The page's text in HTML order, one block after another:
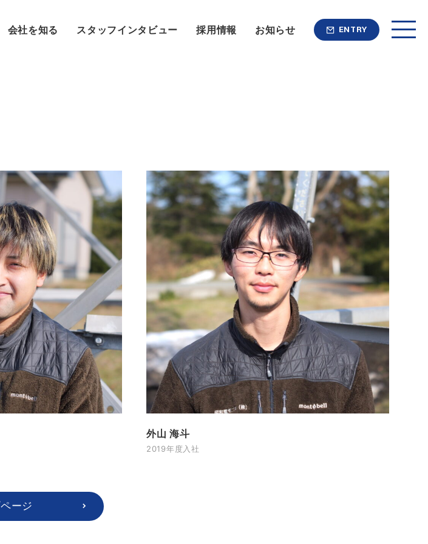
会社を知る スタッフインタビュー 採用情報 お知らせ ENTRY
外山 海斗
2019年度入社
ージ